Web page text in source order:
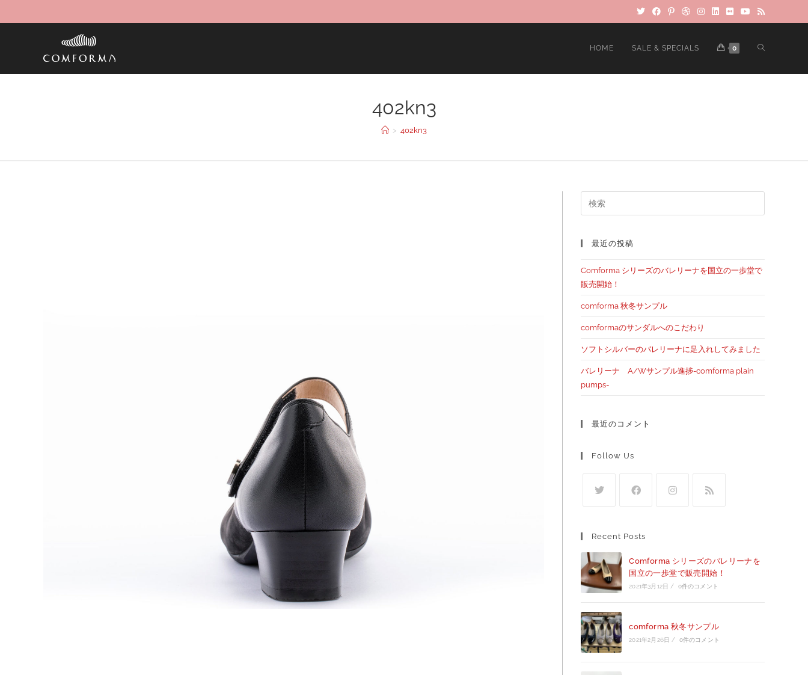
HOME SALE & SPECIALS 0
402kn3
> 402kn3
最近の投稿
Comforma シリーズのバレリーナを国立の一歩堂で
販売開始！
comforma 秋冬サンプル
comformaのサンダルへのこだわり
ソフトシルバーのバレリーナに足入れしてみました
バレリーナ A/Wサンプル進捗-comforma plain
pumps-
最近のコメント
Follow Us
Recent Posts
Comforma シリーズのバレリーナを
国立の一歩堂で販売開始！
2021年3月12日 / 0件のコメント
comforma 秋冬サンプル
2021年2月26日 / 0件のコメント